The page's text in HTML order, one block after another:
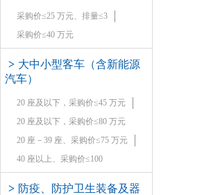
采购价≤25 万元、排量≤3
采购价≤40 万元
> 大中小型客车（含新能源
汽车）
20 座及以下，采购价≤45 万元
20 座及以下，采购价≤80 万元
20 座－39 座、采购价≤75 万元
40 座以上、采购价≤100
> 防疫、防护卫生装备及器